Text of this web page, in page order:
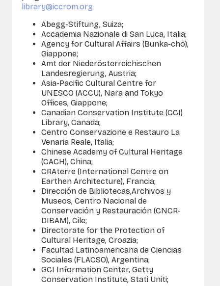
library@iccrom.org
Abegg-Stiftung, Suiza;
Accademia Nazionale di San Luca, Italia;
Agency for Cultural Affairs (Bunka-chō),
Giappone;
Amt der Niederösterreichischen
Landesregierung, Austria;
Asia-Pacific Cultural Centre for
UNESCO (ACCU), Nara and Tokyo
Offices, Giappone;
Canadian Conservation Institute (CCI)
Library, Canada;
Centro Conservazione e Restauro La
Venaria Reale, Italia;
Chinese Academy of Cultural Heritage
(CACH), China;
CRAterre (International Centre on
Earthen Architecture), Francia;
Dirección de Bibliotecas,Archivos y
Museos, Centro Nacional de
Conservación y Restauración (CNCR-
DIBAM), Cile;
Directorate for the Protection of
Cultural Heritage, Croazia;
Facultad Latinoamericana de Ciencias
Sociales (FLACSO), Argentina;
GCI Information Center, Getty
Conservation Institute, Stati Uniti;